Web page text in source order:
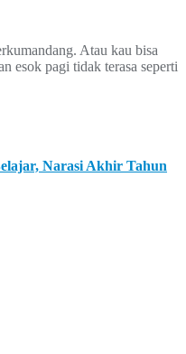
Atau kau bisa
esok pagi tidak terasa seperti
Narasi Akhir Tahun